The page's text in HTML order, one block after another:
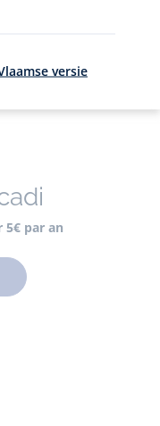
5€ par an
versie